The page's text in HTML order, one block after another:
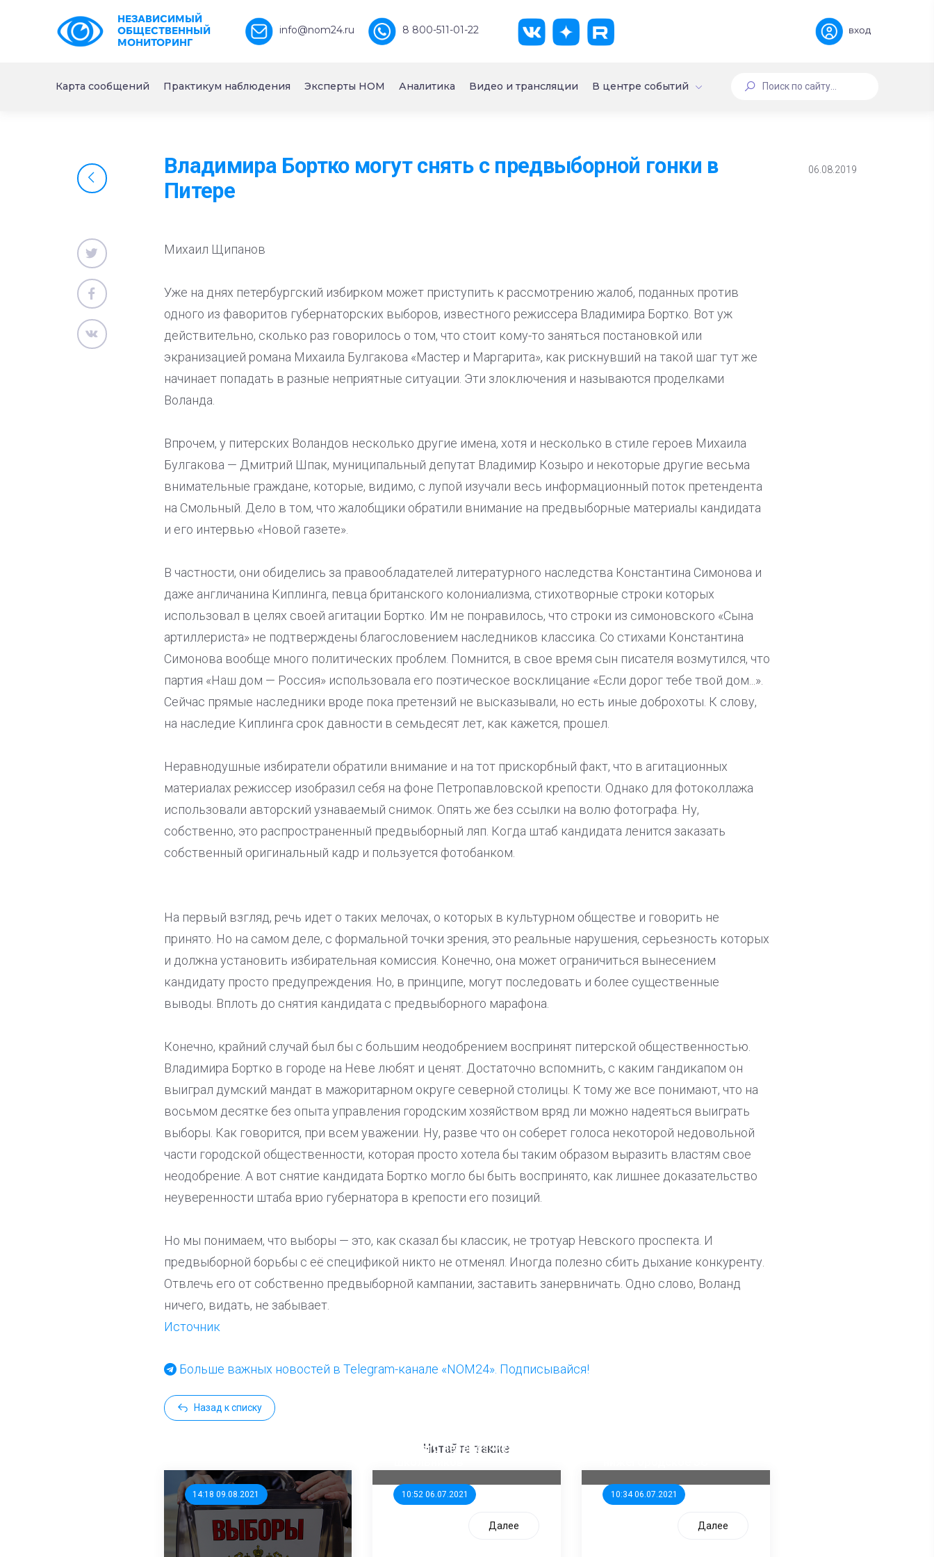
НЕЗАВИСИМЫЙ
ОБЩЕСТВЕННЫЙ
МОНИТОРИНГ
info@nom24.ru 8 800-511-01-22 вход
Карта сообщений Практикум наблюдения Эксперты НОМ Аналитика Видео и трансляции В центре событий
Владимира Бортко могут снять с предвыборной гонки в
Питере
06.08.2019
Михаил Щипанов
Уже на днях петербургский избирком может приступить к рассмотрению жалоб, поданных против
одного из фаворитов губернаторских выборов, известного режиссера Владимира Бортко. Вот уж
действительно, сколько раз говорилось о том, что стоит кому-то заняться постановкой или
экранизацией романа Михаила Булгакова «Мастер и Маргарита», как рискнувший на такой шаг тут же
начинает попадать в разные неприятные ситуации. Эти злоключения и называются проделками
Воланда.
Впрочем, у питерских Воландов несколько другие имена, хотя и несколько в стиле героев Михаила
Булгакова — Дмитрий Шпак, муниципальный депутат Владимир Козыро и некоторые другие весьма
внимательные граждане, которые, видимо, с лупой изучали весь информационный поток претендента
на Смольный. Дело в том, что жалобщики обратили внимание на предвыборные материалы кандидата
и его интервью «Новой газете».
В частности, они обиделись за правообладателей литературного наследства Константина Симонова и
даже англичанина Киплинга, певца британского колониализма, стихотворные строки которых
использовал в целях своей агитации Бортко. Им не понравилось, что строки из симоновского «Сына
артиллериста» не подтверждены благословением наследников классика. Со стихами Константина
Симонова вообще много политических проблем. Помнится, в свое время сын писателя возмутился, что
партия «Наш дом — Россия» использовала его поэтическое восклицание «Если дорог тебе твой дом...».
Сейчас прямые наследники вроде пока претензий не высказывали, но есть иные доброхоты. К слову,
на наследие Киплинга срок давности в семьдесят лет, как кажется, прошел.
Неравнодушные избиратели обратили внимание и на тот прискорбный факт, что в агитационных
материалах режиссер изобразил себя на фоне Петропавловской крепости. Однако для фотоколлажа
использовали авторский узнаваемый снимок. Опять же без ссылки на волю фотографа. Ну,
собственно, это распространенный предвыборный ляп. Когда штаб кандидата ленится заказать
собственный оригинальный кадр и пользуется фотобанком.
На первый взгляд, речь идет о таких мелочах, о которых в культурном обществе и говорить не
принято. Но на самом деле, с формальной точки зрения, это реальные нарушения, серьезность которых
и должна установить избирательная комиссия. Конечно, она может ограничиться вынесением
кандидату просто предупреждения. Но, в принципе, могут последовать и более существенные
выводы. Вплоть до снятия кандидата с предвыборного марафона.
Конечно, крайний случай был бы с большим неодобрением воспринят питерской общественностью.
Владимира Бортко в городе на Неве любят и ценят. Достаточно вспомнить, с каким гандикапом он
выиграл думский мандат в мажоритарном округе северной столицы. К тому же все понимают, что на
восьмом десятке без опыта управления городским хозяйством вряд ли можно надеяться выиграть
выборы. Как говорится, при всем уважении. Ну, разве что он соберет голоса некоторой недовольной
части городской общественности, которая просто хотела бы таким образом выразить властям свое
неодобрение. А вот снятие кандидата Бортко могло бы быть воспринято, как лишнее доказательство
неуверенности штаба врио губернатора в крепости его позиций.
Но мы понимаем, что выборы — это, как сказал бы классик, не тротуар Невского проспекта. И
предвыборной борьбы с её спецификой никто не отменял. Иногда полезно сбить дыхание конкуренту.
Отвлечь его от собственно предвыборной кампании, заставить занервничать. Одно слово, Воланд
ничего, видать, не забывает.
Источник
Больше важных новостей в Telegram-канале «NOM24». Подписывайся!
Назад к списку
Читайте также
14:18 09.08.2021 10:52 06.07.2021
единого перевозчика для
Далее
10:34 06.07.2021
Далее